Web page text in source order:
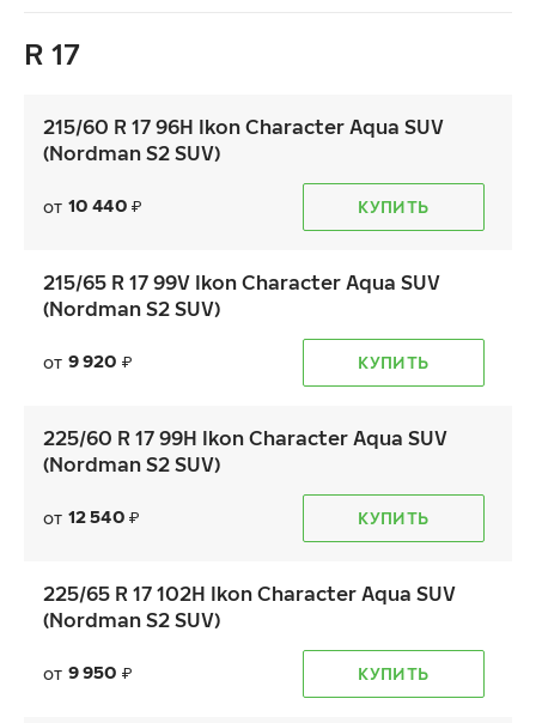
R 17
215/60 R 17 96H Ikon Character Aqua SUV
(Nordman S2 SUV)
от 10 440 ₽ КУПИТЬ
215/65 R 17 99V Ikon Character Aqua SUV
(Nordman S2 SUV)
от 9 920 ₽ КУПИТЬ
225/60 R 17 99H Ikon Character Aqua SUV
(Nordman S2 SUV)
от 12 540 ₽ КУПИТЬ
225/65 R 17 102H Ikon Character Aqua SUV
(Nordman S2 SUV)
от 9 950 ₽ КУПИТЬ